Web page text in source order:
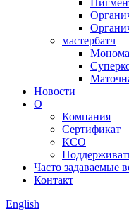
мастербатч
Новости
О
Компания
Сертификат
КСО
Часто задаваемые
Контакт
English